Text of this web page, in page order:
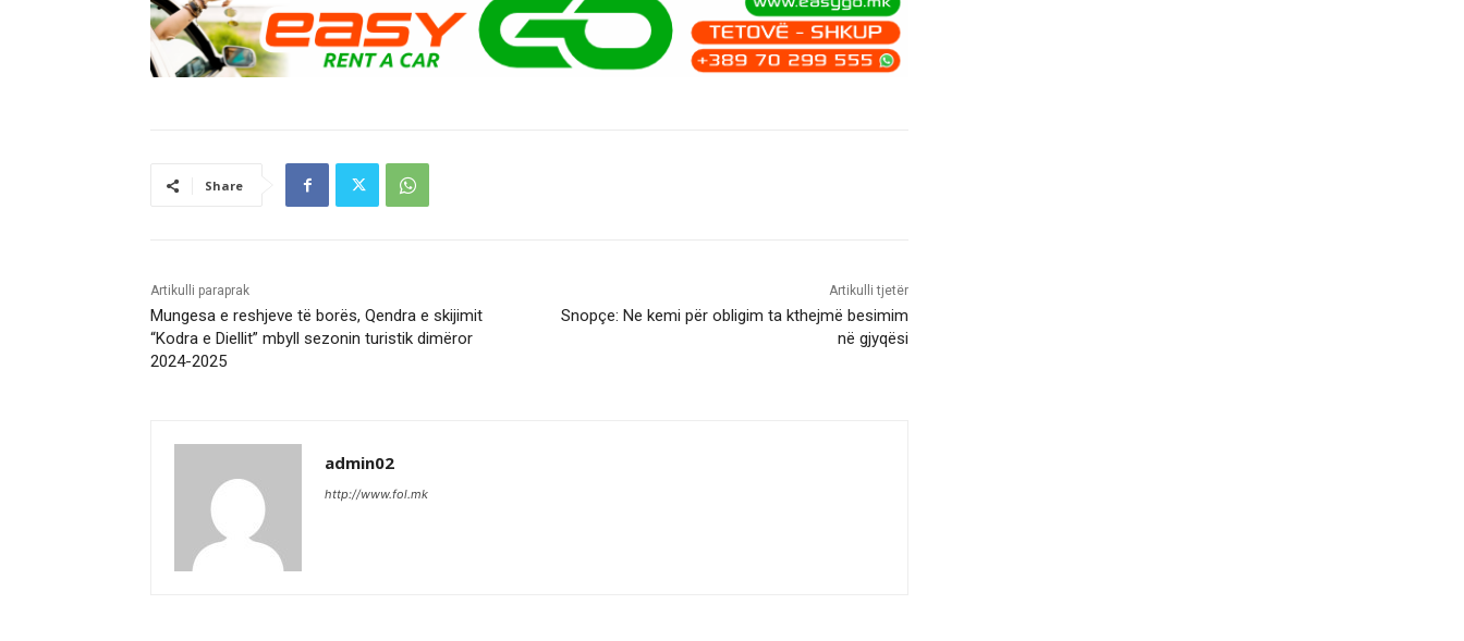
Share
Artikulli paraprak
Mungesa e reshjeve të borës, Qendra e skijimit
“Kodra e Diellit” mbyll sezonin turistik dimëror
2024-2025
Artikulli tjetër
Snopçe: Ne kemi për obligim ta kthejmë besimim
në gjyqësi
admin02
http://www.fol.mk